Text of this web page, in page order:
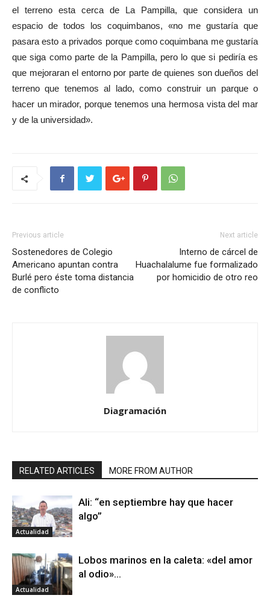
el terreno esta cerca de La Pampilla, que considera un
espacio de todos los coquimbanos, «no me gustaría que
pasara esto a privados porque como coquimbana me gustaría
que siga como parte de la Pampilla, pero lo que si pediría es
que mejoraran el entorno por parte de quienes son dueños del
terreno que tenemos al lado, como construir un parque o
hacer un mirador, porque tenemos una hermosa vista del mar
y de la universidad».
Previous article
Sostenedores de Colegio
Americano apuntan contra
Burlé pero éste toma distancia
de conflicto
Next article
Interno de cárcel de
Huachalalume fue formalizado
por homicidio de otro reo
Diagramación
RELATED ARTICLES MORE FROM AUTHOR
Actualidad
Ali: “en septiembre hay que hacer
algo”
Actualidad
Lobos marinos en la caleta: «del amor
al odio»…